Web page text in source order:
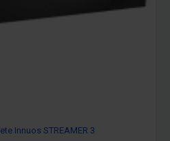
Innuos STREAMER 3